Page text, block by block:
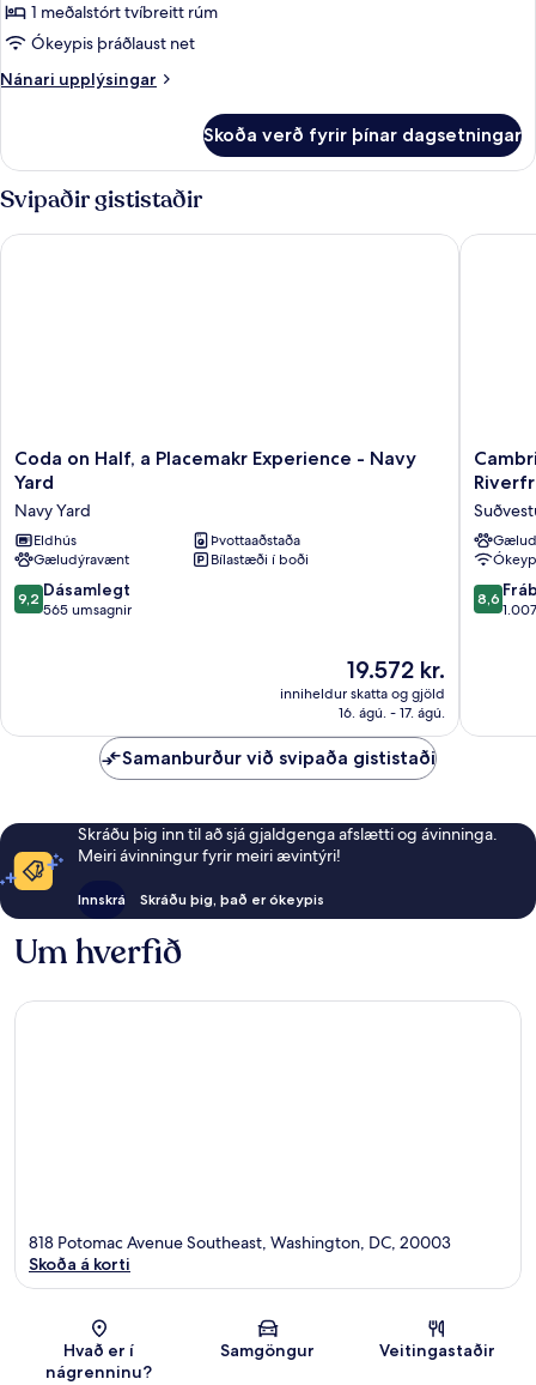
1 meðalstórt tvíbreitt rúm
Ókeypis þráðlaust net
Nánari upplýsingar
Nánari
Queen
Bed,
1-
Bedroom
Superior
Skoða verð fyrir þínar dagsetningar
Svipaðir gististaðir
Coda
on
a
Placemakr
Experience
-
Navy
Coda on Half, a Placemakr Experience - Navy
Yard
Navy Yard
Eldhús
Þvottaaðstaða
Gæludýravænt
Bílastæði í boði
9.2
af
9,2 Dásamlegt
565 umsagnir
Verðið
er
19.572 kr.
19.572 kr.
inniheldur skatta og gjöld
16. ágú. - 17. ágú.
Coda on Half, a Placemakr Experience - Navy Yard
Cambria
Hotel
D.C.
Navy
Yard
8.6
af
8,6
Samanburður við svipaða gististaði
Skráðu þig inn til að sjá gjaldgenga afslætti og ávinninga.
Meiri ávinningur fyrir meiri ævintýri!
Innskrá Skráðu þig, það er ókeypis
Um hverfið
Kort
818 Potomac Avenue Southeast, Washington, DC, 20003
Skoða á korti
Hvað er í
nágrenninu?
Samgöngur Veitingastaðir